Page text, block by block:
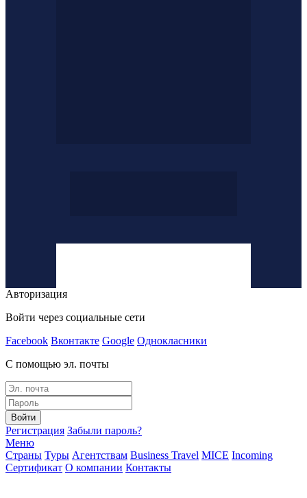
Авторизация
Войти через социальные сети
Facebook Вконтакте Google Однокласники
С помощью эл. почты
Войти
Регистрация Забыли пароль?
Меню
Страны Туры Агентствам Business Travel MICE Incoming
Сертификат О компании Контакты